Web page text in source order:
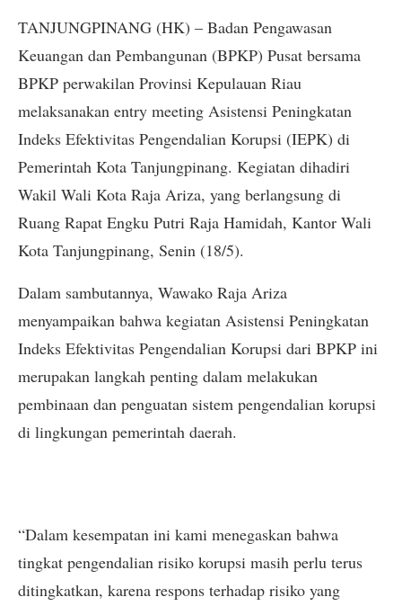
TANJUNGPINANG (HK) – Badan Pengawasan
Keuangan dan Pembangunan (BPKP) Pusat bersama
BPKP perwakilan Provinsi Kepulauan Riau
melaksanakan entry meeting Asistensi Peningkatan
Indeks Efektivitas Pengendalian Korupsi (IEPK) di
Pemerintah Kota Tanjungpinang. Kegiatan dihadiri
Wakil Wali Kota Raja Ariza, yang berlangsung di
Ruang Rapat Engku Putri Raja Hamidah, Kantor Wali
Kota Tanjungpinang, Senin (18/5).
Dalam sambutannya, Wawako Raja Ariza
menyampaikan bahwa kegiatan Asistensi Peningkatan
Indeks Efektivitas Pengendalian Korupsi dari BPKP ini
merupakan langkah penting dalam melakukan
pembinaan dan penguatan sistem pengendalian korupsi
di lingkungan pemerintah daerah.
“Dalam kesempatan ini kami menegaskan bahwa
tingkat pengendalian risiko korupsi masih perlu terus
ditingkatkan, karena respons terhadap risiko yang